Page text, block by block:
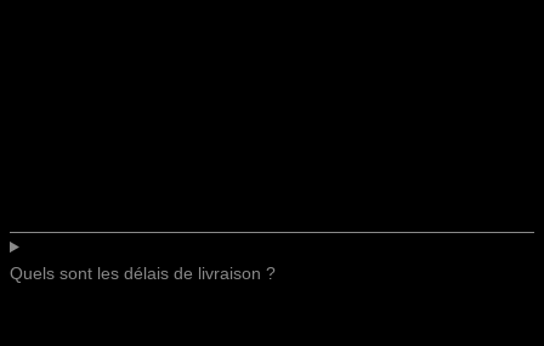
Quels sont les délais de livraison ?